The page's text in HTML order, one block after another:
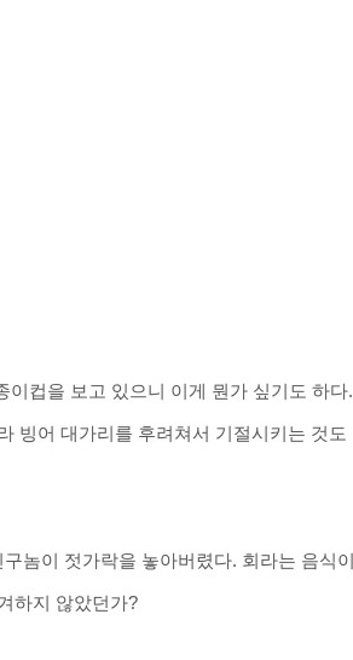
이컵을 보고 있으니 이게 뭔가 싶기도 하다.
빙어 대가리를 후려쳐서 기절시키는 것도
놈이 젓가락을 놓아버렸다. 회라는 음식이
하지 않았던가?